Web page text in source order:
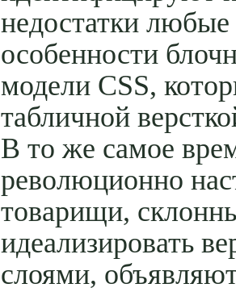
недостатки любые
особенности
модели CSS,
табличной
В то же самое
революционно
товарищи,
идеализировать
слоями,